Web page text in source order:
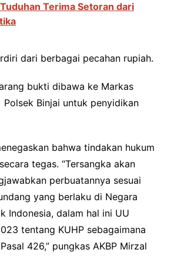
Terima Setoran dari
dari berbagai pecahan rupiah.
bukti dibawa ke Markas
Polsek Binjai untuk penyidikan
bahwa tindakan hukum
tegas. “Tersangka akan
perbuatannya sesuai
yang berlaku di Negara
Indonesia, dalam hal ini UU
tentang KUHP sebagaimana
426,” pungkas AKBP Mirzal